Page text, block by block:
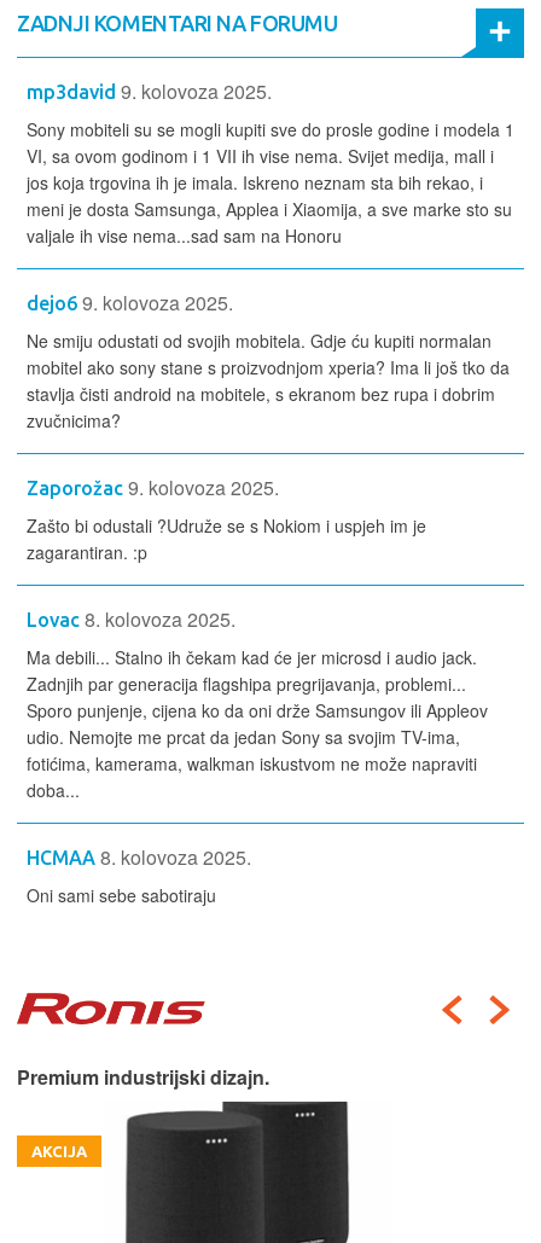
ZADNJI KOMENTARI NA FORUMU
mp3david 9. kolovoza 2025.
Sony mobiteli su se mogli kupiti sve do prosle godine i modela 1
VI, sa ovom godinom i 1 VII ih vise nema. Svijet medija, mall i
jos koja trgovina ih je imala. Iskreno neznam sta bih rekao, i
meni je dosta Samsunga, Applea i Xiaomija, a sve marke sto su
valjale ih vise nema...sad sam na Honoru
dejo6 9. kolovoza 2025.
Ne smiju odustati od svojih mobitela. Gdje ću kupiti normalan
mobitel ako sony stane s proizvodnjom xperia? Ima li još tko da
stavlja čisti android na mobitele, s ekranom bez rupa i dobrim
zvučnicima?
Zaporožac 9. kolovoza 2025.
Zašto bi odustali ?Udruže se s Nokiom i uspjeh im je
zagarantiran. :p
Lovac 8. kolovoza 2025.
Ma debili... Stalno ih čekam kad će jer microsd i audio jack.
Zadnjih par generacija flagshipa pregrijavanja, problemi...
Sporo punjenje, cijena ko da oni drže Samsungov ili Appleov
udio. Nemojte me prcat da jedan Sony sa svojim TV-ima,
fotićima, kamerama, walkman iskustvom ne može napraviti
doba...
HCMAA 8. kolovoza 2025.
Oni sami sebe sabotiraju
Premium industrijski dizajn.
AKCIJA